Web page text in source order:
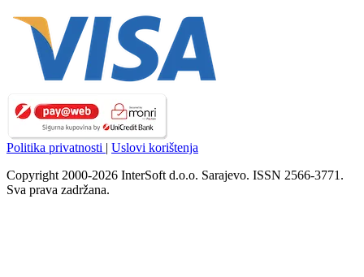
Politika privatnosti
Uslovi korištenja
Copyright 2000-2026 InterSoft d.o.o. Sarajevo. ISSN 2566-3771.
Sva prava zadržana.